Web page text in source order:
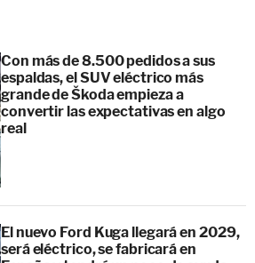
Con más de 8.500 pedidos a sus
espaldas, el SUV eléctrico más
grande de Škoda empieza a
convertir las expectativas en algo
real
El nuevo Ford Kuga llegará en 2029,
será eléctrico, se fabricará en